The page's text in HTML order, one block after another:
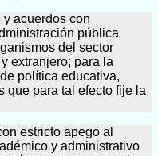
acuerdos con
pública
del sector
extranjero; para la
política educativa,
que para tal efecto fije la
estricto apego al
y administrativo